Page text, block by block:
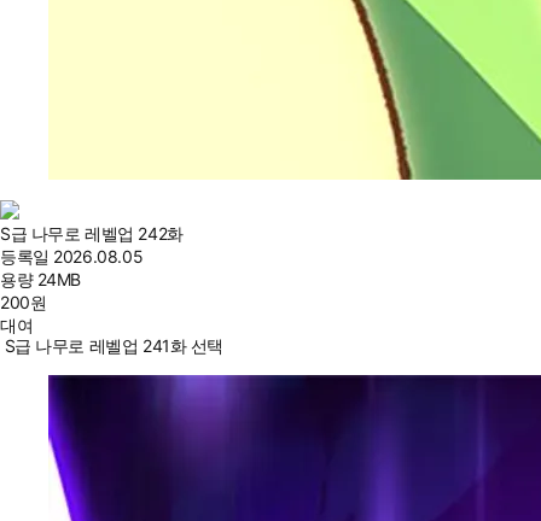
S급 나무로 레벨업 242화
등록일 2026.08.05
용량 24MB
200원
대여
S급 나무로 레벨업 241화 선택